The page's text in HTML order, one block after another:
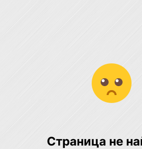
Страница не